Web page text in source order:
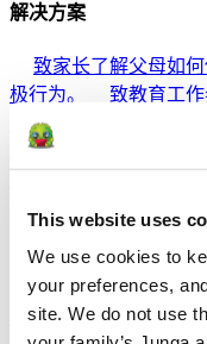
This website uses
We use cookies to
your preferences,
site. We do not use
解决方案
致家长了解父母如
极行为。
致教育工
社会情感学习（SEL）。
师营造积极的家庭环境
Junga 対 Greenlight
相结合，旨在教导孩